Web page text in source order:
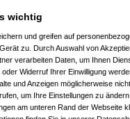
0
0
1 0 %
wichtig
und greifen auf
zu. Durch Auswahl von
verarbeiten Daten, um Ihnen
Widerruf Ihrer Einwilligung
und Anzeigen möglicherweise
um Ihre Einstellungen zu
am unteren Rand der Webseite